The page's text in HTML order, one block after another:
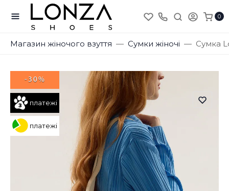
0
Магазин жіночого взуття Сумки жіночі Сумка
платежі
платежі
-30%